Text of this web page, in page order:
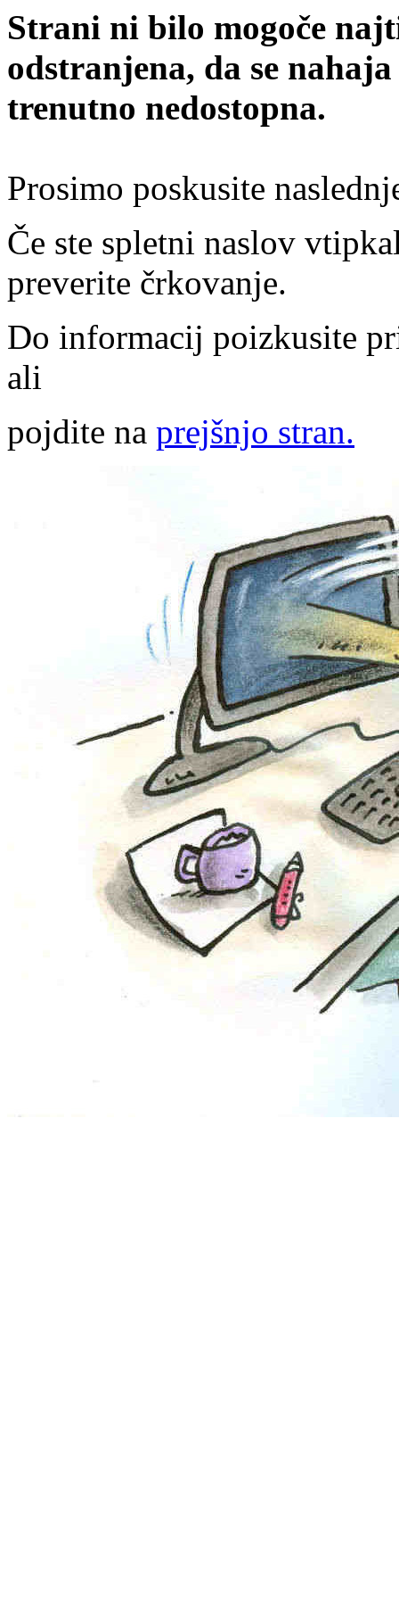
Strani ni bilo mogoče
odstranjena, da se
trenutno nedostopna.
Prosimo poskusite
Če ste spletni naslov
preverite črkovanje.
Do informacij poizkusite
ali
pojdite na prejšnjo stran.